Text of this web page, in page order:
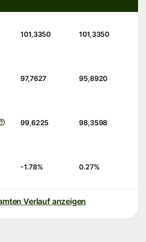
101,3350 101,3350
97,7627 95,8920
99,6225 98,3598
-1.78% 0.27%
Verlauf anzeigen